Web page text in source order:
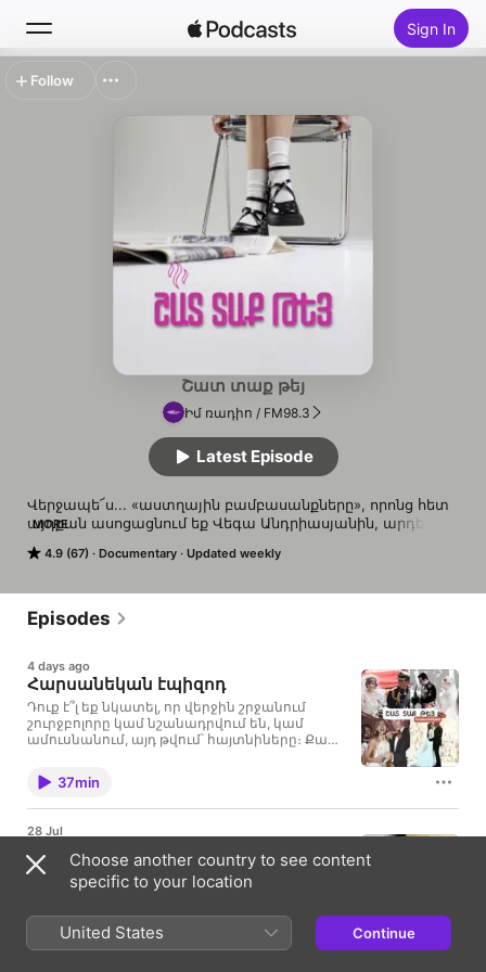
Sign In
Top Charts
Շատ տաք թեյ
Իմ ռադիո / FM98.3
4.9 (67) Documentary Updated weekly
Վերջապե՜ս... «աստղային բամբասանքները», որոնց հետ
այդքան ասոցացնում եք Վեգա Անդրիասյանին, արդեն
երեքշաբթի՝ 21:30-ին, քննարկելու ենք փոփ մշակույթի
ամենաքննարկված դեպքերն ու մարդկանց։ Ունենալու
ենք հյուրեր, լսելու եք լիքը անհայտ փաստեր, մի խոսքով՝
MORE
Latest Episode
Follow
Episodes
4 days ago
Հարսանեկան էպիզոդ
Դուք է՞լ եք նկատել, որ վերջին շրջանում
շուրջբոլորը կամ նշանադրվում են, կամ
ամուսնանում, այդ թվում՝ հայտնիները։ Քանի
հարսանեկան, իսկ Վեգայի համար՝
նախահարսանեկան էպիզոդ (IYKYK): Հիշել
ենք շոու բիզնեսի ամենագեղեցիկ ու
37min
28 Jul
Ռեալիթի աշխարհում
Այս էպիզոդը նվիրված է փոփ եւ
հեռուստատեսային մշակույթի
նաեւ սիրված ուղղություններից մեկին՝
ռեալիթի շոուներին։ Որոնք են այս
ձեւաչափում ամենասիրված շոուներն ու
40min
Choose another country to see content
specific to your location
United States Continue